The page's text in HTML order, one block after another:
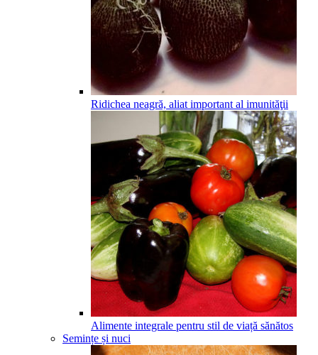
Ridichea neagră, aliat important al imunităţii
Alimente integrale pentru stil de viață sănătos
Semințe și nuci